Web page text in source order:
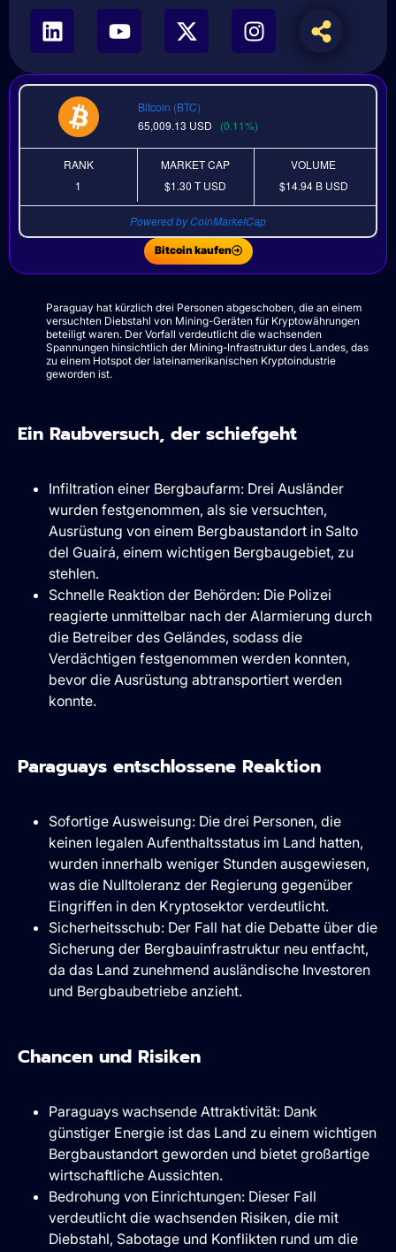
Bitcoin (BTC)
65,009.13 USD (0.11%)
RANK
1
MARKET CAP
$1.30 TUSD
VOLUME
$14.94 B USD
Powered by CoinMarketCap
Bitcoin kaufen
Paraguay hat kürzlich drei Personen abgeschoben, die an einem
versuchten Diebstahl von Mining-Geräten für Kryptowährungen
beteiligt waren. Der Vorfall verdeutlicht die wachsenden
Spannungen hinsichtlich der Mining-Infrastruktur des Landes, das
zu einem Hotspot der lateinamerikanischen Kryptoindustrie
geworden ist.
Ein Raubversuch, der schiefgeht
Infiltration einer Bergbaufarm: Drei Ausländer
wurden festgenommen, als sie versuchten,
Ausrüstung von einem Bergbaustandort in Salto
del Guairá, einem wichtigen Bergbaugebiet, zu
stehlen.
Schnelle Reaktion der Behörden: Die Polizei
reagierte unmittelbar nach der Alarmierung durch
die Betreiber des Geländes, sodass die
Verdächtigen festgenommen werden konnten,
bevor die Ausrüstung abtransportiert werden
konnte.
Paraguays entschlossene Reaktion
Sofortige Ausweisung: Die drei Personen, die
keinen legalen Aufenthaltsstatus im Land hatten,
wurden innerhalb weniger Stunden ausgewiesen,
was die Nulltoleranz der Regierung gegenüber
Eingriffen in den Kryptosektor verdeutlicht.
Sicherheitsschub: Der Fall hat die Debatte über die
Sicherung der Bergbauinfrastruktur neu entfacht,
da das Land zunehmend ausländische Investoren
und Bergbaubetriebe anzieht.
Chancen und Risiken
Paraguays wachsende Attraktivität: Dank
günstiger Energie ist das Land zu einem wichtigen
Bergbaustandort geworden und bietet großartige
wirtschaftliche Aussichten.
Bedrohung von Einrichtungen: Dieser Fall
verdeutlicht die wachsenden Risiken, die mit
Diebstahl, Sabotage und Konflikten rund um die